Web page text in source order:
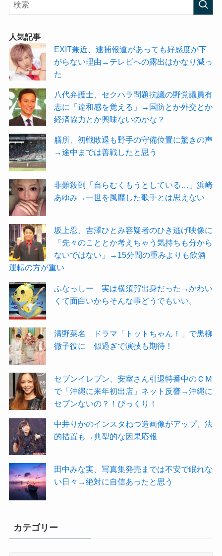
人気記事
EXIT兼近、逮捕報道があっても好感度が下
がらない理由→テレビへの露出はかなり減っ
た
八代弁護士、セクハラ問題抗議の野党議員有
志に「違和感を覚える」→国防とか外交とか
経済協力とか興味ないのかな？
膳所、初戦敗退も野手の守備位置に驚きの声
→途中までは善戦したと思う
非難殺到「自らむくもうとしている…」浜崎
あゆみ→一世を風靡した歌手とは思えない
坂上忍、吉澤ひとみ容疑者のひき逃げ映像に
「先々のこととか考えちゃう気持ちも分から
ないではない」→15分間の重みよりも飲酒
運転の方が重い
ふなっしー 実は横須賀出身だった→かわい
くて面白いからそんな事どうでもいい。
清野菜名 ドラマ「トットちゃん！」で黒柳
徹子役に 似過ぎで演技も期待！
セブンイレブン、安室さん引退特番中のＣＭ
で「沖縄に来年初出店」ネット反響→沖縄に
セブンないの？！びっくり！
中井りかのインスタねつ造画像がアップ、法
的措置も→典型的な因果応報
田中みな実、写真集発売までは不安で眠れな
い日々→絶対に自信あったと思う
カテゴリー